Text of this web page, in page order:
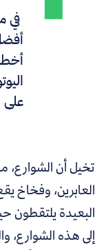
في
على
تخيل أن الشوارع،
العابرين، وفخاخ
البعيدة يلتقطون
إلى هذه